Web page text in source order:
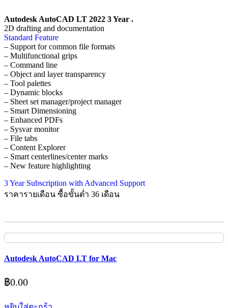
Autodesk AutoCAD LT 2022 3 Year .
2D drafting and documentation
Standard Feature
– Support for common file formats
– Multifunctional grips
– Command line
– Object and layer transparency
– Tool palettes
– Dynamic blocks
– Sheet set manager/project manager
– Smart Dimensioning
– Enhanced PDFs
– Sysvar monitor
– File tabs
– Content Explorer
– Smart centerlines/center marks
– New feature highlighting
3 Year Subscription with Advanced Support
ราคารายเดือน ซื้อขั้นต่ำ 36 เดือน
Autodesk AutoCAD LT for Mac
฿0.00